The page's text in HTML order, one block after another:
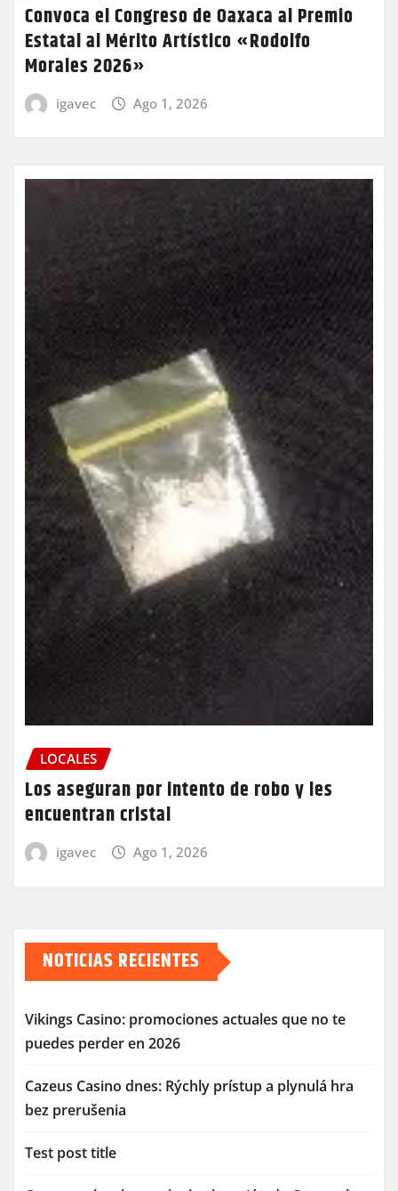
Convoca el Congreso de Oaxaca al Premio
Estatal al Mérito Artístico «Rodolfo
Morales 2026»
igavec Ago 1, 2026
LOCALES
Los aseguran por intento de robo y les
encuentran cristal
igavec Ago 1, 2026
NOTICIAS RECIENTES
Vikings Casino: promociones actuales que no te
puedes perder en 2026
Cazeus Casino dnes: Rýchly prístup a plynulá hra
bez prerušenia
Test post title